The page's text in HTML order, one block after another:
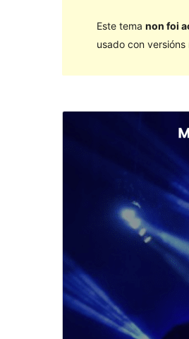
Este tema non foi
usado con